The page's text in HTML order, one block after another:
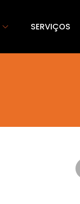
SERVIÇOS